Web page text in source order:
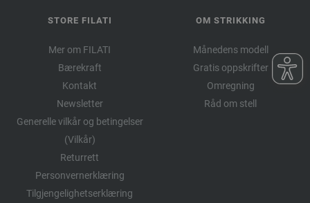
STORE FILATI
Mer om FILATI
Bærekraft
Kontakt
Newsletter
Generelle vilkår og betingelser
(Vilkår)
Returrett
Personvernerklæring
Tilgjengelighetserklæring
OM STRIKKING
Månedens modell
Gratis oppskrifter
Omregning
Råd om stell